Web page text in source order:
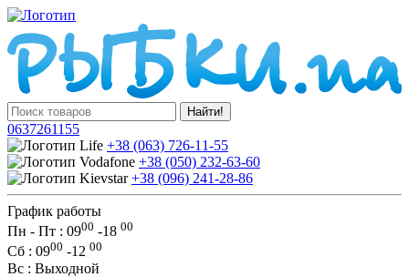
Найти!
0637261155
+38 (063) 726-11-55
+38 (050) 232-63-60
+38 (096) 241-28-86
График работы
Пн - Пт : 0900 -18 00
Сб : 0900 -12 00
Вс : Выходной